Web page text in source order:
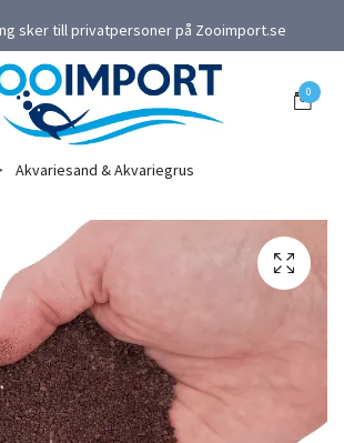
sker till privatpersoner på Zooimport.se
0
Akvariesand & Akvariegrus